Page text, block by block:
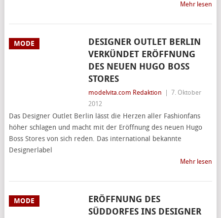
Mehr lesen
MODE
DESIGNER OUTLET BERLIN
VERKÜNDET ERÖFFNUNG
DES NEUEN HUGO BOSS
STORES
modelvita.com Redaktion
7. Oktober
2012
Das Designer Outlet Berlin lässt die Herzen aller Fashionfans
höher schlagen und macht mit der Eröffnung des neuen Hugo
Boss Stores von sich reden. Das international bekannte
Designerlabel
Mehr lesen
MODE
ERÖFFNUNG DES
SÜDDORFES INS DESIGNER